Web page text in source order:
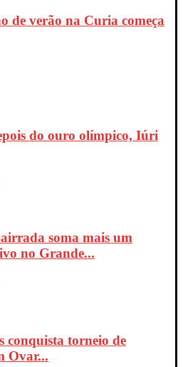
de verão na Curia começa
do ouro olímpico, Iúri
soma mais um
no Grande...
conquista torneio de
Ovar...